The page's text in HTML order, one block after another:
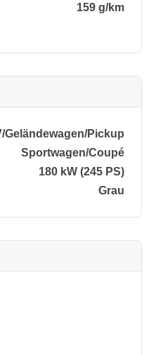
159 g/km
​Geländewagen/​Pickup
Sportwagen/​Coupé
180 kW (245 PS)
Grau